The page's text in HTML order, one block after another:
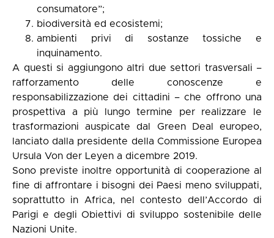
consumatore”;
biodiversità ed ecosistemi;
ambienti privi di sostanze tossiche e
inquinamento.
A questi si aggiungono altri due settori trasversali –
rafforzamento delle conoscenze e
responsabilizzazione dei cittadini – che offrono una
prospettiva a più lungo termine per realizzare le
trasformazioni auspicate dal Green Deal europeo,
lanciato dalla presidente della Commissione Europea
Ursula Von der Leyen a dicembre 2019.
Sono previste inoltre opportunità di cooperazione al
fine di affrontare i bisogni dei Paesi meno sviluppati,
soprattutto in Africa, nel contesto dell’Accordo di
Parigi e degli Obiettivi di sviluppo sostenibile delle
Nazioni Unite.